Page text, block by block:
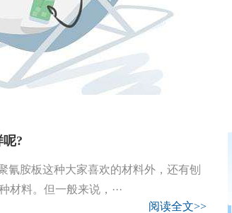
呢?
氰胺板这种大家喜欢的材料外，还有刨
料。但一般来说，···
阅读全文>>